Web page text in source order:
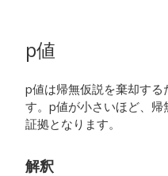
p値
p値は帰無仮説を棄却す
す。p値が小さいほど、
証拠となります。
解釈